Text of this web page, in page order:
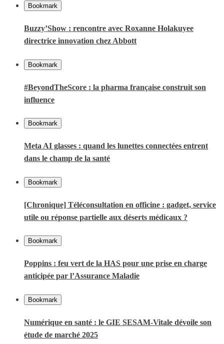
Bookmark
Buzzy’Show : rencontre avec Roxanne Holakuyee
directrice innovation chez Abbott
Bookmark
#BeyondTheScore : la pharma française construit son
influence
Bookmark
Meta AI glasses : quand les lunettes connectées entrent
dans le champ de la santé
Bookmark
[Chronique] Téléconsultation en officine : gadget, service
utile ou réponse partielle aux déserts médicaux ?
Bookmark
Poppins : feu vert de la HAS pour une prise en charge
anticipée par l’Assurance Maladie
Bookmark
Numérique en santé : le GIE SESAM-Vitale dévoile son
étude de marché 2025